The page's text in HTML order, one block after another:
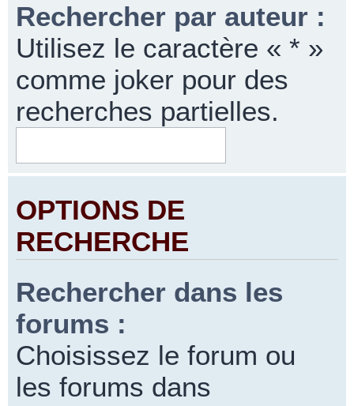
Rechercher par auteur :
Utilisez le caractère « * »
comme joker pour des
recherches partielles.
OPTIONS DE
RECHERCHE
Rechercher dans les
forums :
Choisissez le forum ou
les forums dans